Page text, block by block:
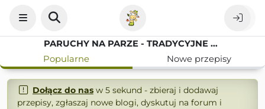
PARUCHY NA PARZE - TRADYCYJNE DANIE MĄCZNE
Popularne
Nowe przepisy
Dołącz do nasw 5 sekund - zbieraj i dodawaj
przepisy, zgłaszaj nowe blogi, dyskutuj na forum i